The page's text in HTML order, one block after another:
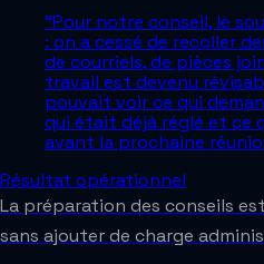
“Pour notre conseil, le
: on a cessé de recoller
de courriels, de pièces
travail est devenu
pouvait voir ce qui
qui était déjà réglé et ce
avant la prochaine
Résultat opérationnel
La préparation des conseils
sans ajouter de charge